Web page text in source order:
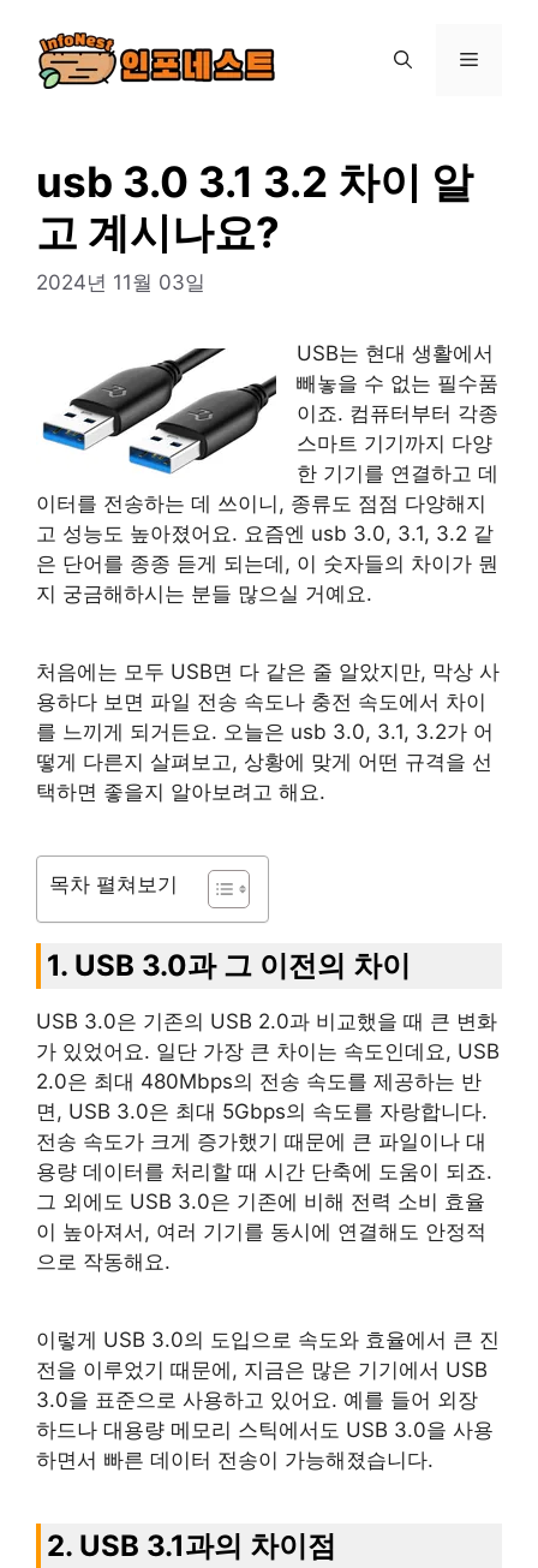
메
usb 3.0 3.1 3.2 차이 알
고 계시나요?
2024년 11월 03일
USB는 현대 생활에서
빼놓을 수 없는 필수품
이죠. 컴퓨터부터 각종
스마트 기기까지 다양
한 기기를 연결하고 데
이터를 전송하는 데 쓰이니, 종류도 점점 다양해지
고 성능도 높아졌어요. 요즘엔 usb 3.0, 3.1, 3.2 같
은 단어를 종종 듣게 되는데, 이 숫자들의 차이가 뭔
지 궁금해하시는 분들 많으실 거예요.
처음에는 모두 USB면 다 같은 줄 알았지만, 막상 사
용하다 보면 파일 전송 속도나 충전 속도에서 차이
를 느끼게 되거든요. 오늘은 usb 3.0, 3.1, 3.2가 어
떻게 다른지 살펴보고, 상황에 맞게 어떤 규격을 선
택하면 좋을지 알아보려고 해요.
목차 펼쳐보기
1. USB 3.0과 그 이전의 차이
USB 3.0은 기존의 USB 2.0과 비교했을 때 큰 변화
가 있었어요. 일단 가장 큰 차이는 속도인데요, USB
2.0은 최대 480Mbps의 전송 속도를 제공하는 반
면, USB 3.0은 최대 5Gbps의 속도를 자랑합니다.
전송 속도가 크게 증가했기 때문에 큰 파일이나 대
용량 데이터를 처리할 때 시간 단축에 도움이 되죠.
그 외에도 USB 3.0은 기존에 비해 전력 소비 효율
이 높아져서, 여러 기기를 동시에 연결해도 안정적
으로 작동해요.
이렇게 USB 3.0의 도입으로 속도와 효율에서 큰 진
전을 이루었기 때문에, 지금은 많은 기기에서 USB
3.0을 표준으로 사용하고 있어요. 예를 들어 외장
하드나 대용량 메모리 스틱에서도 USB 3.0을 사용
하면서 빠른 데이터 전송이 가능해졌습니다.
2. USB 3.1과의 차이점